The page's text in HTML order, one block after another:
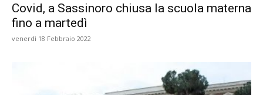
Covid, a Sassinoro chiusa la scuola materna
fino a martedì
venerdì 18 Febbraio 2022